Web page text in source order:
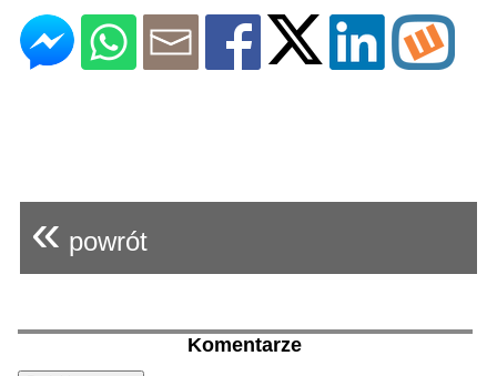
« powrót
Komentarze